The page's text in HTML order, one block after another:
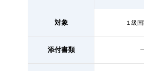
対象 １級
添付書類